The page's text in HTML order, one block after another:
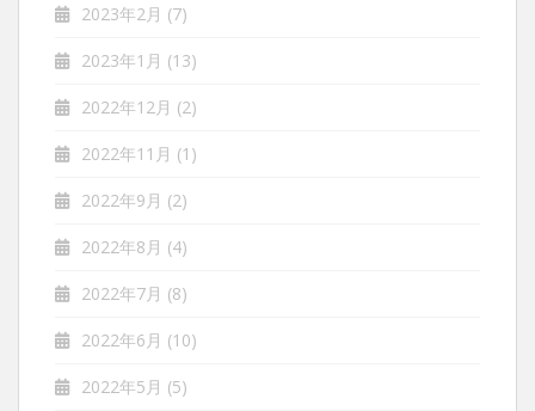
2023年2月 (7)
2023年1月 (13)
2022年12月 (2)
2022年11月 (1)
2022年9月 (2)
2022年8月 (4)
2022年7月 (8)
2022年6月 (10)
2022年5月 (5)